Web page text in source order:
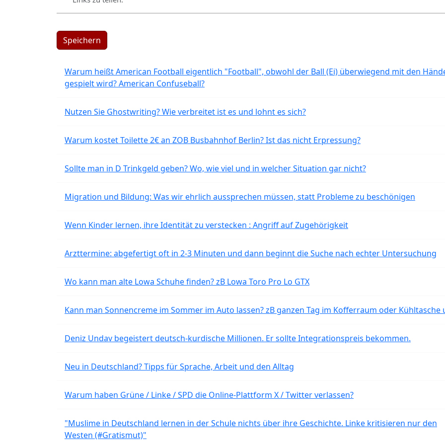
Speichern
Warum heißt American Football eigentlich "Football", obwohl der Ball (Ei) überwiegend mit den
gespielt wird? American Confuseball?
Nutzen Sie Ghostwriting? Wie verbreitet ist es und lohnt es sich?
Warum kostet Toilette 2€ an ZOB Busbahnhof Berlin? Ist das nicht Erpressung?
Sollte man in D Trinkgeld geben? Wo, wie viel und in welcher Situation gar nicht?
Migration und Bildung: Was wir ehrlich aussprechen müssen, statt Probleme zu beschönigen
Wenn Kinder lernen, ihre Identität zu verstecken : Angriff auf Zugehörigkeit
Arzttermine: abgefertigt oft in 2-3 Minuten und dann beginnt die Suche nach echter Untersuchung
Wo kann man alte Lowa Schuhe finden? zB Lowa Toro Pro Lo GTX
Kann man Sonnencreme im Sommer im Auto lassen? zB ganzen Tag im Kofferraum oder Kühltasche
Deniz Undav begeistert deutsch-kurdische Millionen. Er sollte Integrationspreis bekommen.
Neu in Deutschland? Tipps für Sprache, Arbeit und den Alltag
Warum haben Grüne / Linke / SPD die Online-Plattform X / Twitter verlassen?
"Muslime in Deutschland lernen in der Schule nichts über ihre Geschichte. Linke kritisieren nur den
Westen (#Gratismut)"